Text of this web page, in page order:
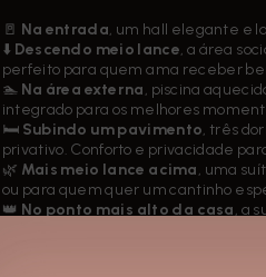
🚪 Na entrada, um hall elegante e
⬇️ Descendo meio lance, a área
perfeito para quem ama receber
🏊 Na área externa, piscina
integrado para os melhores
🛏️ Subindo um pavimento, três
privativo. Conforto e privacidade
🌿 Mais meio lance acima, uma
ou para quem quer um cantinho
👑 No ponto mais alto da casa, a